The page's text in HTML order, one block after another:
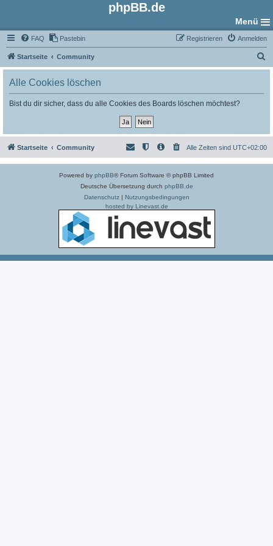
phpBB.de
Menü
FAQ Pastebin Anmelden
Registrieren
Startseite Community
u
Alle Cookies löschen
Bist du dir sicher, dass du alle Cookies des Boards löschen möchtest?
Startseite Community Alle Zeiten sind UTC+02:00
Powered by phpBB® Forum Software © phpBB Limited
Deutsche Übersetzung durch phpBB.de
Datenschutz| Nutzungsbedingungen
hosted by Linevast.de